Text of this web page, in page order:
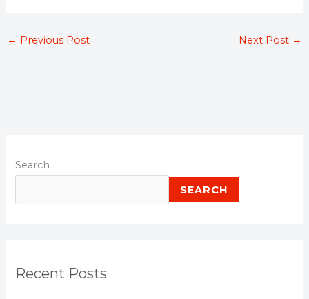
← Previous Post Next Post →
Search
SEARCH
Recent Posts